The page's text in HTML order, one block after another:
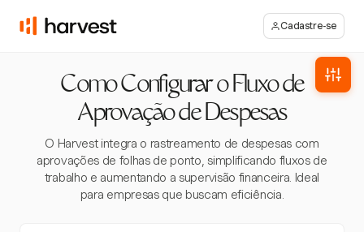
Cadastre-se
Como Configurar o Fluxo de
Aprovação de Despesas
O Harvest integra o rastreamento de despesas com
aprovações de folhas de ponto, simplificando fluxos de
trabalho e aumentando a supervisão financeira. Ideal
para empresas que buscam eficiência.